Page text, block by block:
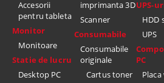
Accesorii
pentru tableta
Monitor
Monitoare
Statie de lucru
Desktop PC
imprimanta 3D
Scanner
Consumabile
Consumabile
originale
Cartus toner
UPS-
HDD
UPS
PC